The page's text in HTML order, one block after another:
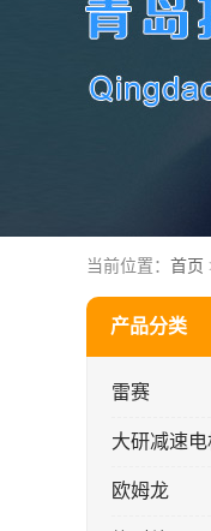
当前位置： 首页
产品分类
雷赛
大研减速电
欧姆龙